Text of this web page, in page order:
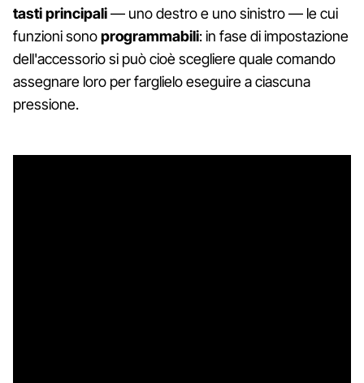
tasti principali— uno destro e uno sinistro — le cui
funzioni sonoprogrammabili: in fase di impostazione
dell'accessorio si può cioè scegliere quale comando
assegnare loro per farglielo eseguire a ciascuna
pressione.